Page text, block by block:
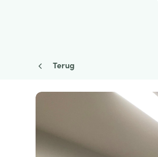
Terug